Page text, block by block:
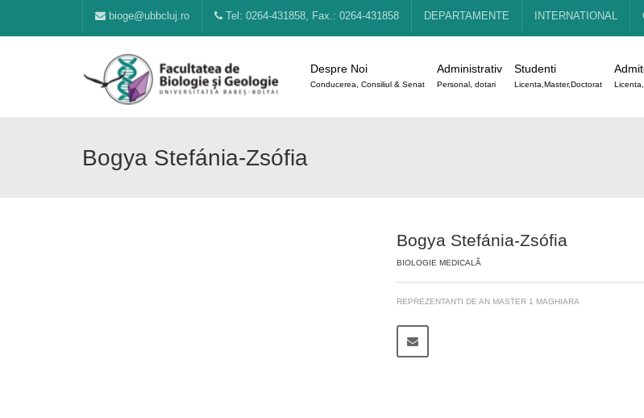
bioge@ubbcluj.ro Tel: 0264-431858, Fax.: 0264-431858 DEPARTAMENTE INTERNATIONAL
Despre Noi
Conducerea, Consiliul & Senat
Administrativ
Personal, dotari
Studenti
Licenta,Master,Doctorat
Bogya Stefánia-Zsófia
Bogya Stefánia-Zsófia
BIOLOGIE MEDICALĂ
REPREZENTANTI DE AN MASTER 1 MAGHIARA